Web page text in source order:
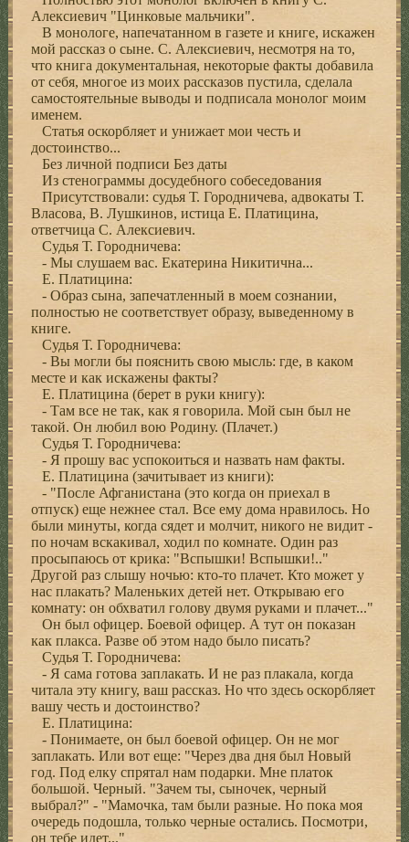
Алексиевич "Цинковые мальчики".
В монологе, напечатанном в газете и книге, искажен
мой рассказ о сыне. С. Алексиевич, несмотря на то,
что книга документальная, некоторые факты добавила
от себя, многое из моих рассказов пустила, сделала
самостоятельные выводы и подписала монолог моим
именем.
Статья оскорбляет и унижает мои честь и
достоинство...
Без личной подписи Без даты
Из стенограммы досудебного собеседования
Присутствовали: судья Т. Городничева, адвокаты Т.
Власова, В. Лушкинов, истица Е. Платицина,
ответчица С. Алексиевич.
Судья Т. Городничева:
- Мы слушаем вас. Екатерина Никитична...
Е. Платицина:
- Образ сына, запечатленный в моем сознании,
полностью не соответствует образу, выведенному в
книге.
Судья Т. Городничева:
- Вы могли бы пояснить свою мысль: где, в каком
месте и как искажены факты?
Е. Платицина (берет в руки книгу):
- Там все не так, как я говорила. Мой сын был не
такой. Он любил вою Родину. (Плачет.)
Судья Т. Городничева:
- Я прошу вас успокоиться и назвать нам факты.
Е. Платицина (зачитывает из книги):
- "После Афганистана (это когда он приехал в
отпуск) еще нежнее стал. Все ему дома нравилось. Но
были минуты, когда сядет и молчит, никого не видит -
по ночам вскакивал, ходил по комнате. Один раз
просыпаюсь от крика: "Вспышки! Вспышки!.."
Другой раз слышу ночью: кто-то плачет. Кто может у
нас плакать? Маленьких детей нет. Открываю его
комнату: он обхватил голову двумя руками и плачет..."
Он был офицер. Боевой офицер. А тут он показан
как плакса. Разве об этом надо было писать?
Судья Т. Городничева:
- Я сама готова заплакать. И не раз плакала, когда
читала эту книгу, ваш рассказ. Но что здесь оскорбляет
вашу честь и достоинство?
Е. Платицина:
- Понимаете, он был боевой офицер. Он не мог
заплакать. Или вот еще: "Через два дня был Новый
год. Под елку спрятал нам подарки. Мне платок
большой. Черный. "Зачем ты, сыночек, черный
выбрал?" - "Мамочка, там были разные. Но пока моя
очередь подошла, только черные остались. Посмотри,
он тебе идет..."